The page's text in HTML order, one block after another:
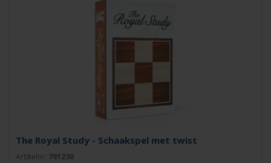
The Royal Study - Schaakspel met twist
Artikelnr: 791230